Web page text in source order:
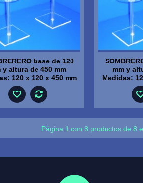
base de 120
y altura de 450 mm
120 x 120 x 450 mm
mm y
Medidas:
Página 1 con 8 productos de 8